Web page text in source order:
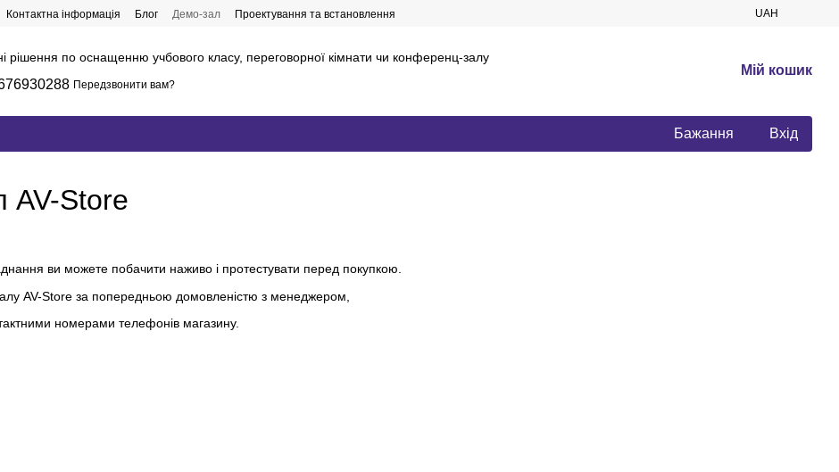
Контактна інформація Блог Демо-зал Проектування та встановлення UAH
рішення по оснащенню учбового класу, переговорної кімнати чи конференц-залу
Передзвонити вам?
Мій кошик
Бажання Вхід
AV-Store
ви можете побачити наживо і протестувати перед покупкою.
AV-Store за попередньою домовленістю з менеджером,
номерами телефонів магазину.